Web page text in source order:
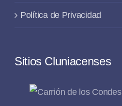
Política de Privacidad
Sitios Cluniacenses